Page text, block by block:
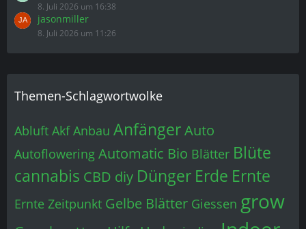
8. Juli 2026 um 16:38
jasonmiller
8. Juli 2026 um 11:26
Themen-Schlagwortwolke
Abluft Akf Anbau AnfängerAuto
Autoflowering Automatic Bio Blätter Blüte
cannabis CBD diy Dünger Erde Ernte
Ernte Zeitpunkt Gelbe Blätter Giessen grow